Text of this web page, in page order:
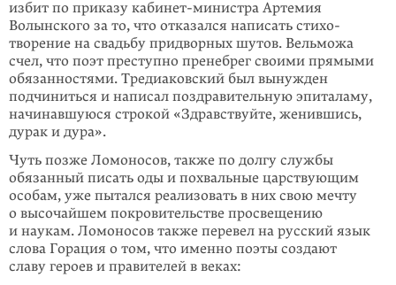
избит по при­казу кабинет-министра Артемия
Волынского за то, что отказался написать стихо­
творение на свадьбу придворных шутов. Вельможа
счел, что поэт пре­ступно пренебрег своими прямыми
обязанностями. Тредиаковский был вы­нуж­ден
подчиниться и написал поздравительную эпиталаму,
начинавшуюся строкой «Здравствуйте, женившись,
дурак и дура».
Чуть позже Ломоносов, также по долгу службы
обязанный писать оды и по­хваль­ные царствующим
особам, уже пытался реализовать в них свою мечту
о вы­сочайшем покро­ви­тельстве просвещению
и наукам. Ломоносов также пере­вел на русский язык
слова Гора­ция о том, что именно поэты создают
славу героев и правителей в веках: